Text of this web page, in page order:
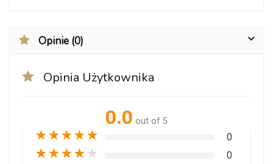
Opinie (0)
Opinia Użytkownika
0.0 out of 5
★★★★★ 0
★★★★ ★ 0